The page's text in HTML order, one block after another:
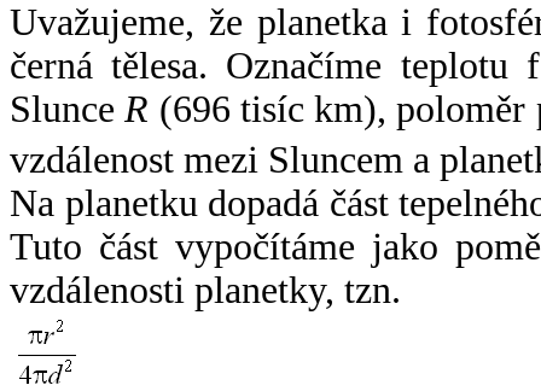
Uvažujeme, že planetka i
černá tělesa. Označíme
SlunceR (696 tisíc km),
vzdálenost mezi Sluncem a
Na planetku dopadá část
Tuto část vypočítáme jako
vzdálenosti planetky, tzn.